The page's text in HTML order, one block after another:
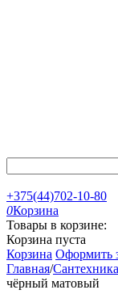
+375(44)702-10-80
0Корзина
Товары в корзине:
Корзина пуста
Корзина Оформить
Главная/Сантехника
чёрный матовый